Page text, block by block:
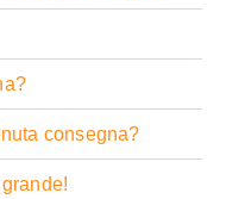
consegna?